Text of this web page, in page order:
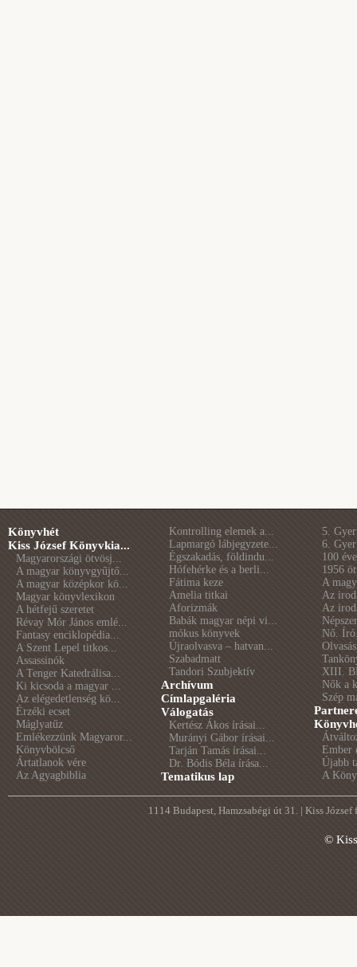
Könyvhét
Kiss József Könyvkia...
Magyarországi ötvösj...
A magyar könyvgyűjtő...
A magyar középkor kö...
Magyar könyvlexikon
A hétfejű szeretet
Révay Mór János emlé...
Fantasy enciklopédia...
A Szent Lepel titkos...
Assassinók
A Tenger Katedrálisa...
Ki kicsoda a magyar ...
Az elégedetlenség kö...
Érzéki ecset
Máglyatűz
Emlékezzünk Magyaror...
Könyvbölcső
Ártatlanok vére
Az Agyagbiblia
Kontrolling elemek a...
Lapmargó lábjegyzete...
Égszakadás, földindu...
Hófehérke és a berli...
Fátima keze
Amelia titkai
Aforizmák
Babák magyar népi vi...
mókus könyvek
Újraolvasva – hatvan...
Szabadmatt
Tandori Szubjektív
Archívum
Címlapgaléria
Válogatás
Kertész Ákos írásai...
Murányi Gábor írásai...
Tarján Tamás írásai...
Dr. Bódis Béla írása...
Tematikus lap
5.
6.
100
1956
A
Az
Az
Nő.
XIII.
Nők a
Szép
Ember
Újabb
A
1114 Budapest, Hamzsabégi út 31. | Kiss
©